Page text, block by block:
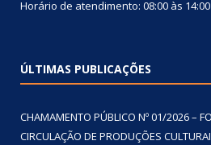
Horário de atendimento: 08:00 às 14:00
ÚLTIMAS PUBLICAÇÕES
CHAMAMENTO PÚBLICO Nº 01/2026 –
CIRCULAÇÃO DE PRODUÇÕES